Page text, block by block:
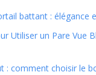
battant : élégance
Utiliser un Pare Vue
: comment choisir le